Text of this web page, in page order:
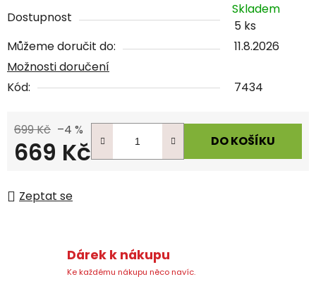
Dostupnost
Skladem
5 ks
Můžeme doručit do:
11.8.2026
Možnosti doručení
Kód:
7434
699 Kč –4 %
669 Kč DO KOŠÍKU
Zeptat se
Dárek k nákupu
Ke každému nákupu něco navíc.